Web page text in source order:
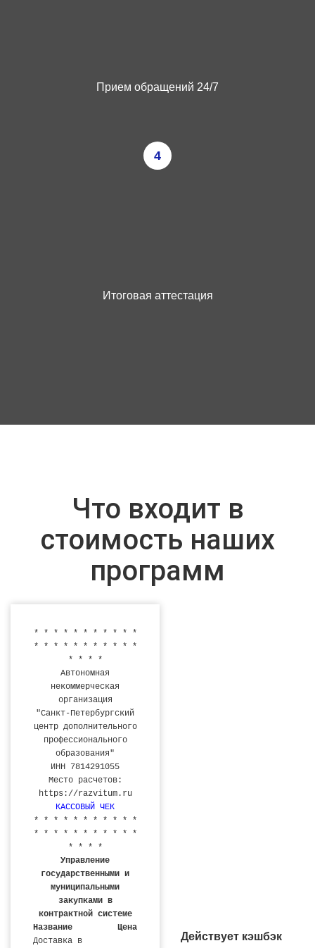
Прием обращений 24/7
4
Итоговая аттестация
Что входит в
стоимость наших
программ
* * * * * * * * * * *
* * * * * * * * * * *
* * * *
Автономная
некоммерческая
организация
"Санкт-Петербургский
центр дополнительного
профессионального
образования"
ИНН 7814291055
Место расчетов:
https://razvitum.ru
КАССОВЫЙ ЧЕК
* * * * * * * * * * *
* * * * * * * * * * *
* * * *
Управление
государственными и
муниципальными
закупками в
контрактной системе
Название
Цена
Доставка в
Действует кэшбэк